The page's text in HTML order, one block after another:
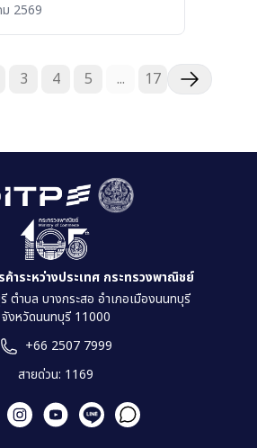
2569
3 4 5 ... 17
าระหว่างประเทศ กระทรวงพาณิชย์
ตำบล บางกระสอ อำเภอเมืองนนทบุรี
จังหวัดนนทบุรี 11000
+66 2507 7999
สายด่วน: 1169